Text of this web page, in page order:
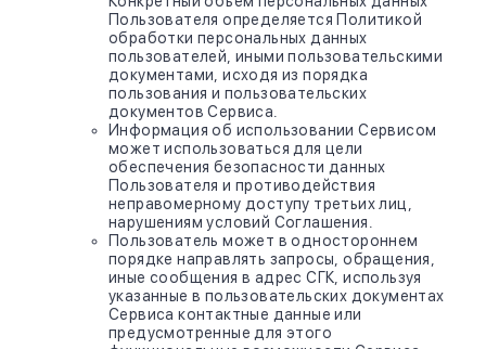
Пользователя определяется Политикой
обработки персональных данных
пользователей, иными пользовательскими
документами, исходя из порядка
пользования и пользовательских
документов Сервиса.
Информация об использовании Сервисом
может использоваться для цели
обеспечения безопасности данных
Пользователя и противодействия
неправомерному доступу третьих лиц,
нарушениям условий Соглашения.
Пользователь может в одностороннем
порядке направлять запросы, обращения,
иные сообщения в адрес СГК, используя
указанные в пользовательских документах
Сервиса контактные данные или
предусмотренные для этого